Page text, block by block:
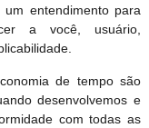
entendimento para
a você, usuário,
de tempo são
desenvolvemos e
com todas as